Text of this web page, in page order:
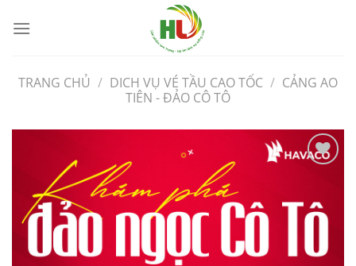
qua
TRANG CHỦ / DICH VỤ VÉ TẦU CAO TỐC / CẢNG AO
TIÊN - ĐẢO CÔ TÔ